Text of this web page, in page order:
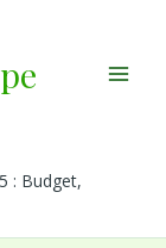
: Budget,